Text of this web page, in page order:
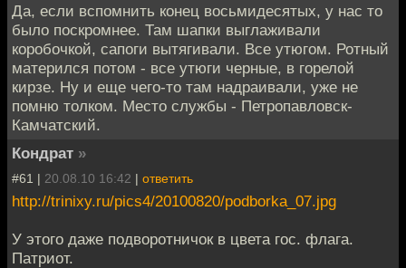
Да, если вспомнить конец восьмидесятых, у нас то
было поскромнее. Там шапки выглаживали
коробочкой, сапоги вытягивали. Все утюгом. Ротный
матерился потом - все утюги черные, в горелой
кирзе. Ну и еще чего-то там надраивали, уже не
помню толком. Место службы - Петропавловск-
Камчатский.
Кондрат »
#61 | 20.08.10 16:42 | ответить
http://trinixy.ru/pics4/20100820/podborka_07.jpg
У этого даже подворотничок в цвета гос. флага.
Патриот.